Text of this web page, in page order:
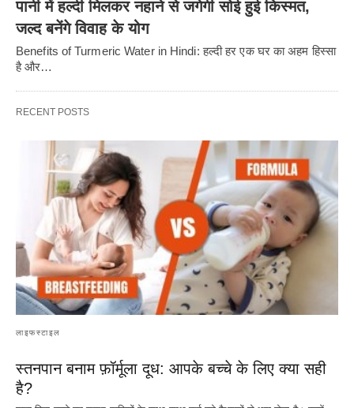
पानी में हल्दी मिलकर नहाने से जगेगी सोई हुई किस्मत,
जल्द बनेंगे विवाह के योग
Benefits of Turmeric Water in Hindi: हल्दी हर एक घर का अहम हिस्सा
है और…
RECENT POSTS
लाइफस्टाइल
स्तनपान बनाम फ़ॉर्मूला दूध: आपके बच्चे के लिए क्या सही
है?